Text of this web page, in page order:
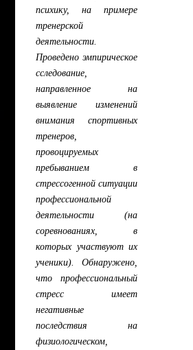
психику, на примере
тренерской
деятельности.
Проведено эмпирическое
сследование,
направленное на
выявление изменений
внимания спортивных
тренеров,
провоцируемых
пребыванием в
стрессогенной ситуации
профессиональной
деятельности (на
соревнованиях, в
которых участвуют их
ученики). Обнаружено,
что профессиональный
стресс имеет
негативные
последствия на
физиологическом,